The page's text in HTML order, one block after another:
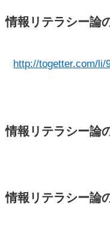
情報リテラシー論
http://togetter.com/li/
情報リテラシー論
情報リテラシー論